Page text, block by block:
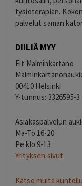
fysioterapian.
palvelut saman
DIILIÄ MYY
Fit Malminkartano
00410 Helsinki
Y-tunnus: 3326595-3
Asiakaspalvelun
Ma-To 16-20
Pe klo 9-13
Yrityksen sivut
Katso muita